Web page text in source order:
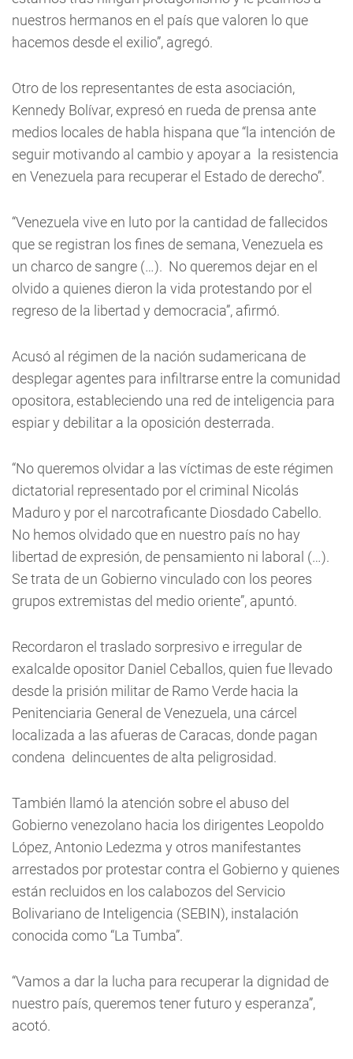
nuestros hermanos en el país que valoren lo que
hacemos desde el exilio”, agregó.
Otro de los representantes de esta asociación,
Kennedy Bolívar, expresó en rueda de prensa ante
medios locales de habla hispana que “la intención de
seguir motivando al cambio y apoyar a la resistencia
en Venezuela para recuperar el Estado de derecho”.
“Venezuela vive en luto por la cantidad de fallecidos
que se registran los fines de semana, Venezuela es
un charco de sangre (…). No queremos dejar en el
olvido a quienes dieron la vida protestando por el
regreso de la libertad y democracia”, afirmó.
Acusó al régimen de la nación sudamericana de
desplegar agentes para infiltrarse entre la comunidad
opositora, estableciendo una red de inteligencia para
espiar y debilitar a la oposición desterrada.
“No queremos olvidar a las víctimas de este régimen
dictatorial representado por el criminal Nicolás
Maduro y por el narcotraficante Diosdado Cabello.
No hemos olvidado que en nuestro país no hay
libertad de expresión, de pensamiento ni laboral (…).
Se trata de un Gobierno vinculado con los peores
grupos extremistas del medio oriente”, apuntó.
Recordaron el traslado sorpresivo e irregular de
exalcalde opositor Daniel Ceballos, quien fue llevado
desde la prisión militar de Ramo Verde hacia la
Penitenciaria General de Venezuela, una cárcel
localizada a las afueras de Caracas, donde pagan
condena delincuentes de alta peligrosidad.
También llamó la atención sobre el abuso del
Gobierno venezolano hacia los dirigentes Leopoldo
López, Antonio Ledezma y otros manifestantes
arrestados por protestar contra el Gobierno y quienes
están recluidos en los calabozos del Servicio
Bolivariano de Inteligencia (SEBIN), instalación
conocida como “La Tumba”.
“Vamos a dar la lucha para recuperar la dignidad de
nuestro país, queremos tener futuro y esperanza”,
acotó.